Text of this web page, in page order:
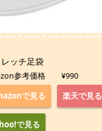
ッチ足袋
参考価格 ¥990
で見る 楽天で見る
で見る